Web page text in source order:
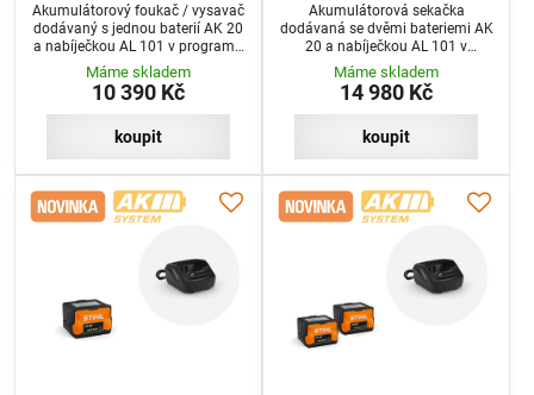
Akumulátorový foukač / vysavač
dodávaný s jednou baterií AK 20
a nabíječkou AL 101 v programu
SET
Máme skladem
10 390 Kč
koupit
Akumulátorová sekačka
dodávaná se dvěmi bateriemi AK
20 a nabíječkou AL 101 v
programu SET+
Máme skladem
14 980 Kč
koupit